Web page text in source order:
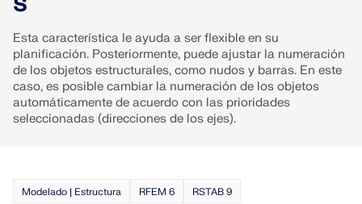
Esta característica le ayuda a ser flexible en su
planificación. Posteriormente, puede ajustar la numeración
de los objetos estructurales, como nudos y barras. En este
caso, es posible cambiar la numeración de los objetos
automáticamente de acuerdo con las prioridades
seleccionadas (direcciones de los ejes).
Modelado | Estructura RFEM 6 RSTAB 9